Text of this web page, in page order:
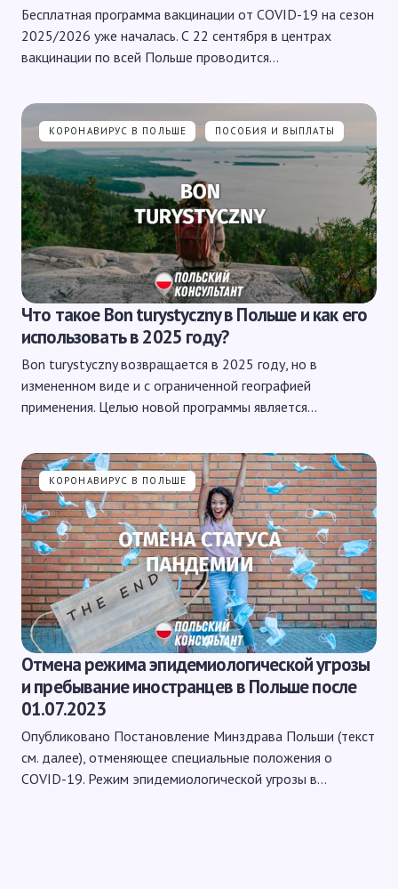
Бесплатная программа вакцинации от COVID-19 на сезон
2025/2026 уже началась. С 22 сентября в центрах
вакцинации по всей Польше проводится…
КОРОНАВИРУС В ПОЛЬШЕ ПОСОБИЯ И ВЫПЛАТЫ
Что такое Bon turystyczny в Польше и как его
использовать в 2025 году?
Bon turystyczny возвращается в 2025 году, но в
измененном виде и с ограниченной географией
применения. Целью новой программы является…
КОРОНАВИРУС В ПОЛЬШЕ
Отмена режима эпидемиологической угрозы
и пребывание иностранцев в Польше после
01.07.2023
Опубликовано Постановление Минздрава Польши (текст
см. далее), отменяющее специальные положения о
COVID-19. Режим эпидемиологической угрозы в…